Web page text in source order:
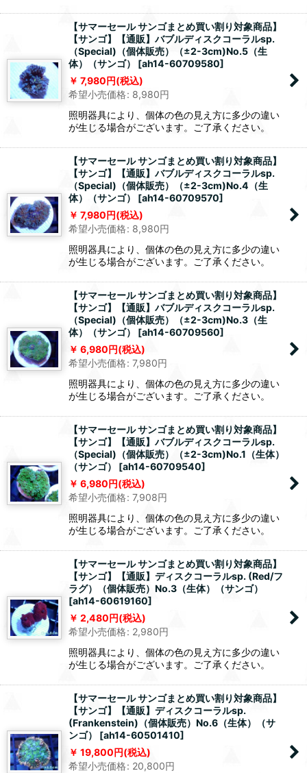
【サマーセール サンゴまとめ買い割り対象商品】
【サンゴ】【通販】バブルディスクコーラルsp.
（Special)（個体販売）（±2-3cm)No.5（生
体）（サンゴ）
[ah14-60709580]
7,980円(税込)
希望小売価格: 8,980円
照明器具により、個体の色の見え方に多少の違い
が生じる場合がございます。ご了承ください。
【サマーセール サンゴまとめ買い割り対象商品】
【サンゴ】【通販】バブルディスクコーラルsp.
（Special)（個体販売）（±2-3cm)No.4（生
体）（サンゴ）
[ah14-60709570]
7,980円(税込)
希望小売価格: 8,980円
照明器具により、個体の色の見え方に多少の違い
が生じる場合がございます。ご了承ください。
【サマーセール サンゴまとめ買い割り対象商品】
【サンゴ】【通販】バブルディスクコーラルsp.
（Special)（個体販売）（±2-3cm)No.3（生
体）（サンゴ）
[ah14-60709560]
6,980円(税込)
希望小売価格: 7,980円
照明器具により、個体の色の見え方に多少の違い
が生じる場合がございます。ご了承ください。
【サマーセール サンゴまとめ買い割り対象商品】
【サンゴ】【通販】バブルディスクコーラルsp.
（Special)（個体販売）（±2-3cm)No.1（生体）
（サンゴ）
[ah14-60709540]
6,980円(税込)
希望小売価格: 7,908円
照明器具により、個体の色の見え方に多少の違い
が生じる場合がございます。ご了承ください。
【サマーセール サンゴまとめ買い割り対象商品】
【サンゴ】【通販】ディスクコーラルsp. (Red/フ
ラグ）（個体販売）No.3（生体）（サンゴ）
[ah14-60619160]
2,480円(税込)
希望小売価格: 2,980円
照明器具により、個体の色の見え方に多少の違い
が生じる場合がございます。ご了承ください。
【サマーセール サンゴまとめ買い割り対象商品】
【サンゴ】【通販】ディスクコーラルsp.
(Frankenstein)（個体販売）No.6（生体）（サ
ンゴ）
[ah14-60501410]
19,800円(税込)
希望小売価格: 20,800円